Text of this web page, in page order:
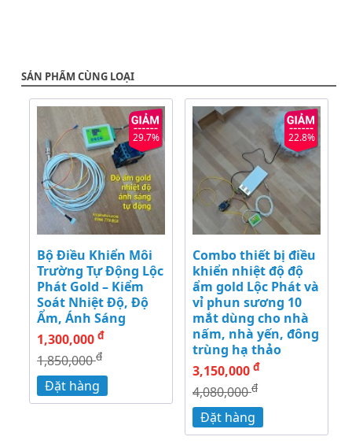
SẢN PHẨM CÙNG LOẠI
29.7%
Bộ Điều Khiển Môi
Trường Tự Động Lộc
Phát Gold – Kiểm
Soát Nhiệt Độ, Độ
Ẩm, Ánh Sáng
1,300,000 đ
1,850,000đ
Đặt hàng
22.8%
Combo thiết bị điều
khiển nhiệt độ độ
ẩm gold Lộc Phát và
vỉ phun sương 10
mắt dùng cho nhà
nấm, nhà yến, đông
trùng hạ thảo
3,150,000 đ
4,080,000đ
Đặt hàng